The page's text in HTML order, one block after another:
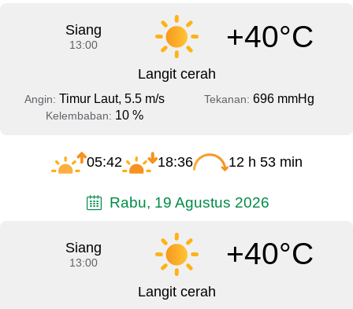
Siang
13:00 +40°C
Langit cerah
Angin: Timur Laut, 5.5 m/s Tekanan: 696 mmHg
Kelembaban: 10 %
05:42 18:36 12 h 53 min
Rabu, 19 Agustus 2026
Siang
13:00 +40°C
Langit cerah